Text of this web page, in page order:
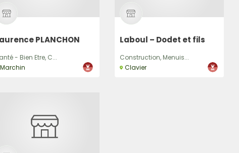
PLANCHON
- Bien Etre, C...
Marchin
Laboul – Dodet et fils
Construction, Menuis...
Clavier